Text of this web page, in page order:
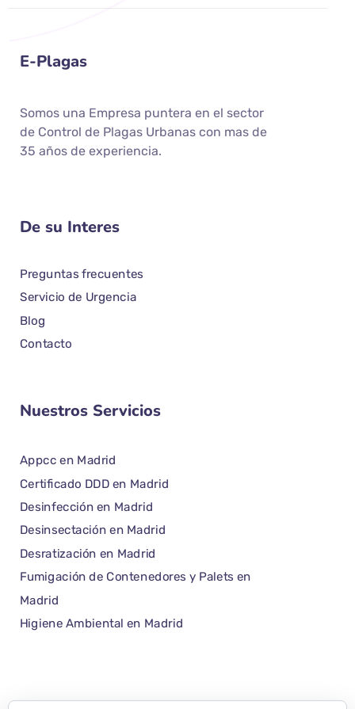
E-Plagas
Somos una Empresa puntera en el sector
de Control de Plagas Urbanas con mas de
35 años de experiencia.
De su Interes
Preguntas frecuentes
Servicio de Urgencia
Blog
Contacto
Nuestros Servicios
Appcc en Madrid
Certificado DDD en Madrid
Desinfección en Madrid
Desinsectación en Madrid
Desratización en Madrid
Fumigación de Contenedores y Palets en
Madrid
Higiene Ambiental en Madrid